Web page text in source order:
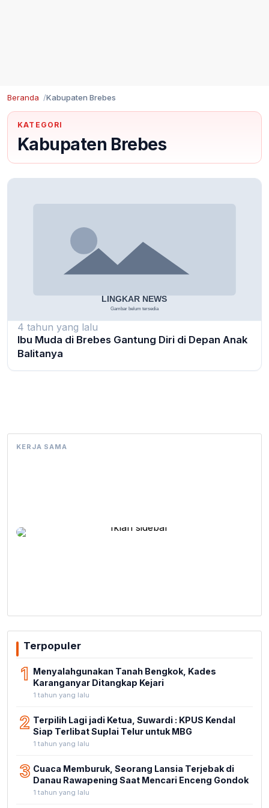
Beranda Kabupaten Brebes
KATEGORI
Kabupaten Brebes
4 tahun yang lalu
Ibu Muda di Brebes Gantung Diri di Depan Anak
Balitanya
KERJA SAMA
Terpopuler
1 Menyalahgunakan Tanah Bengkok, Kades
Karanganyar Ditangkap Kejari
1 tahun yang lalu
2 Terpilih Lagi jadi Ketua, Suwardi : KPUS Kendal
Siap Terlibat Suplai Telur untuk MBG
1 tahun yang lalu
3 Cuaca Memburuk, Seorang Lansia Terjebak di
Danau Rawapening Saat Mencari Enceng Gondok
1 tahun yang lalu